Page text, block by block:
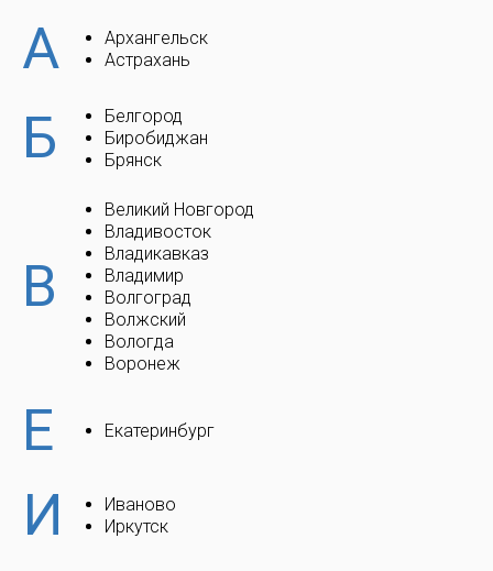
А
Архангельск
Астрахань
Б
Белгород
Биробиджан
Брянск
В
Великий Новгород
Владивосток
Владикавказ
Владимир
Волгоград
Волжский
Вологда
Воронеж
Е Екатеринбург
И
Иваново
Иркутск